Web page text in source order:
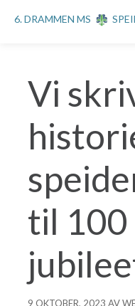
6. DRAMMEN MS
Vi
til 100
9 OKTOBER, 2023 AV